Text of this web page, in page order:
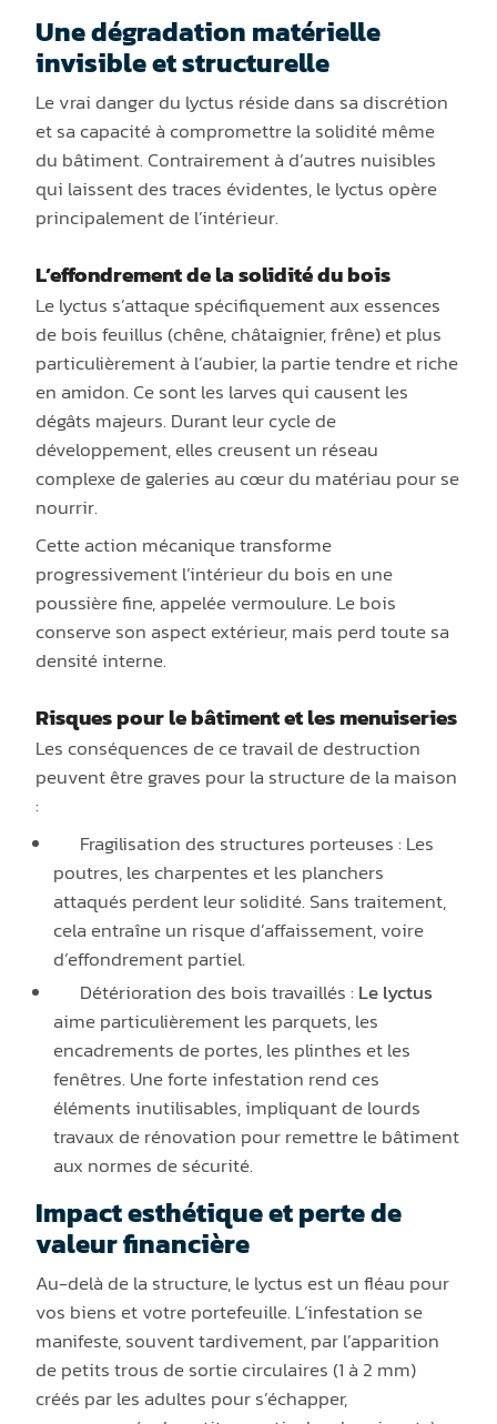
Une dégradation matérielle
invisible et structurelle
Le vrai danger du lyctus réside dans sa discrétion
et sa capacité à compromettre la solidité même
du bâtiment. Contrairement à d’autres nuisibles
qui laissent des traces évidentes, le lyctus opère
principalement de l’intérieur.
L’effondrement de la solidité du bois
Le lyctus s’attaque spécifiquement aux essences
de bois feuillus (chêne, châtaignier, frêne) et plus
particulièrement à l’aubier, la partie tendre et riche
en amidon. Ce sont les larves qui causent les
dégâts majeurs. Durant leur cycle de
développement, elles creusent un réseau
complexe de galeries au cœur du matériau pour se
nourrir.
Cette action mécanique transforme
progressivement l’intérieur du bois en une
poussière fine, appelée vermoulure. Le bois
conserve son aspect extérieur, mais perd toute sa
densité interne.
Risques pour le bâtiment et les menuiseries
Les conséquences de ce travail de destruction
peuvent être graves pour la structure de la maison
:
Fragilisation des structures porteuses : Les
poutres, les charpentes et les planchers
attaqués perdent leur solidité. Sans traitement,
cela entraîne un risque d’affaissement, voire
d’effondrement partiel.
Détérioration des bois travaillés : Le lyctus
aime particulièrement les parquets, les
encadrements de portes, les plinthes et les
fenêtres. Une forte infestation rend ces
éléments inutilisables, impliquant de lourds
travaux de rénovation pour remettre le bâtiment
aux normes de sécurité.
Impact esthétique et perte de
valeur financière
Au-delà de la structure, le lyctus est un fléau pour
vos biens et votre portefeuille. L’infestation se
manifeste, souvent tardivement, par l’apparition
de petits trous de sortie circulaires (1 à 2 mm)
créés par les adultes pour s’échapper,